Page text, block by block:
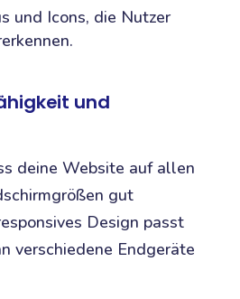
und Icons, die Nutzer
und
deine Website auf allen
gut
Design passt
verschiedene Endgeräte